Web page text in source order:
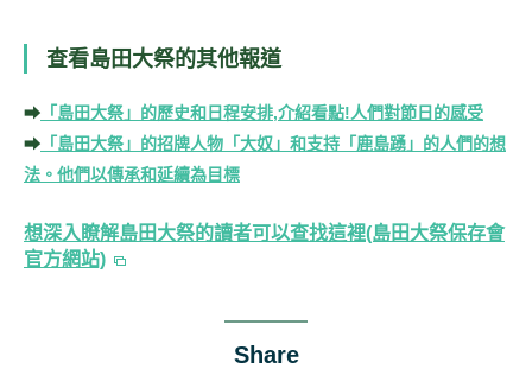
查看島田大祭的其他報道
➡︎ 「島田大祭」的歷史和日程安排,介紹看點!人們對節日的感受
➡︎ 「島田大祭」的招牌人物「大奴」和支持「鹿島踴」的人們的想
法。他們以傳承和延續為目標
想深入瞭解島田大祭的讀者可以查找這裡(島田大祭保存會
官方網站)
Share